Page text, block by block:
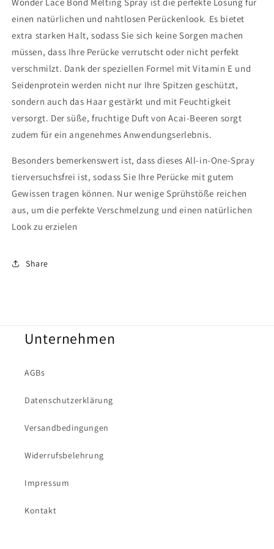
Supreme
Supreme
einen natürlichen und nahtlosen Perückenlook. Es bietet
extra starken Halt, sodass Sie sich keine Sorgen machen
müssen, dass Ihre Perücke verrutscht oder nicht perfekt
verschmilzt. Dank der speziellen Formel mit Vitamin E und
Seidenprotein werden nicht nur Ihre Spitzen geschützt,
sondern auch das Haar gestärkt und mit Feuchtigkeit
versorgt. Der süße, fruchtige Duft von Acai-Beeren sorgt
zudem für ein angenehmes Anwendungserlebnis.
Besonders bemerkenswert ist, dass dieses All-in-One-Spray
tierversuchsfrei ist, sodass Sie Ihre Perücke mit gutem
Gewissen tragen können. Nur wenige Sprühstöße reichen
aus, um die perfekte Verschmelzung und einen natürlichen
Look zu erzielen
Share
Unternehmen
AGBs
Datenschutzerklärung
Versandbedingungen
Widerrufsbelehrung
Impressum
Kontakt